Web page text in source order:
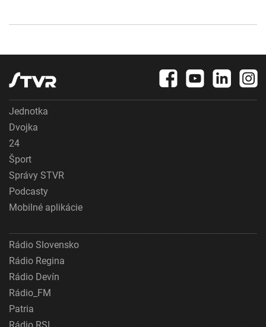
Jednotka
Dvojka
24
Šport
Správy STVR
Podcasty
Mobilné aplikácie
Rádio Slovensko
Rádio Regina
Rádio Devín
Rádio_FM
Patria